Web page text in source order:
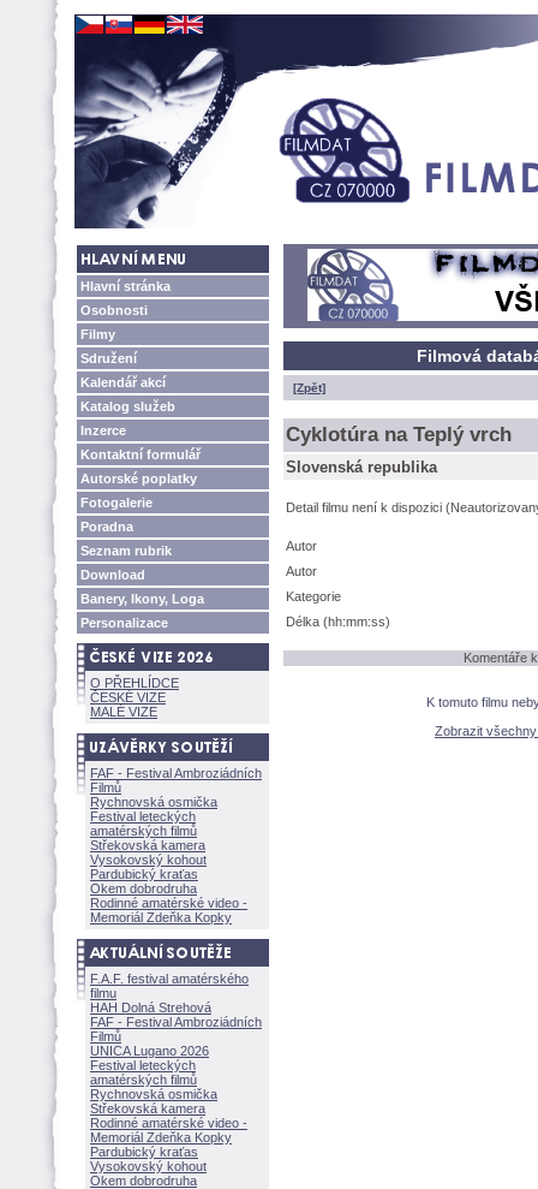
Hlavní stránka
Osobnosti
Filmy
Sdružení
Kalendář akcí
Katalog služeb
Inzerce
Kontaktní formulář
Autorské poplatky
Fotogalerie
Poradna
Seznam rubrik
Download
Banery, Ikony, Loga
Personalizace
O PŘEHLÍDCE
ČESKÉ VIZE
MALÉ VIZE
FAF - Festival Ambroziádních
Filmů
Rychnovská osmička
Festival leteckých
amatérských filmů
Střekovská kamera
Vysokovský kohout
Pardubický kraťas
Okem dobrodruha
Rodinné amatérské video -
Memoriál Zdeňka Kopky
F.A.F. festival amatérského
filmu
HAH Dolná Strehov
FAF - Festival Ambroziádních
Filmů
UNICA Lugano 2026
Festival leteckých
amatérských filmů
Rychnovská osmička
Střekovská kamera
Rodinné amatérské video -
Memoriál Zdeňka Kopky
Pardubický kraťas
Vysokovský kohout
Okem dobrodruha
Filmová
[Zpět]
Cyklotúra na Teplý vrch
Slovenská republika
Detail filmu není k dispozici
Autor
Autor
Kategorie
Délka (hh:mm:ss)
Komentáře
K tomuto filmu
Zobrazit